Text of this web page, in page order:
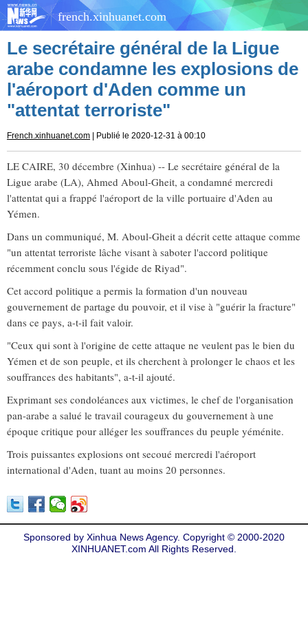
french.xinhuanet.com
Le secrétaire général de la Ligue
arabe condamne les explosions de
l'aéroport d'Aden comme un
"attentat terroriste"
French.xinhuanet.com | Publié le 2020-12-31 à 00:10
LE CAIRE, 30 décembre (Xinhua) -- Le secrétaire général de la
Ligue arabe (LA), Ahmed Aboul-Gheit, a condamné mercredi
l'attentat qui a frappé l'aéroport de la ville portuaire d'Aden au
Yémen.
Dans un communiqué, M. Aboul-Gheit a décrit cette attaque comme
"un attentat terroriste lâche visant à saboter l'accord politique
récemment conclu sous l'égide de Riyad".
Cet accord politique a permis la formation d'un nouveau
gouvernement de partage du pouvoir, et il vise à "guérir la fracture"
dans ce pays, a-t-il fait valoir.
"Ceux qui sont à l'origine de cette attaque ne veulent pas le bien du
Yémen et de son peuple, et ils cherchent à prolonger le chaos et les
souffrances des habitants", a-t-il ajouté.
Exprimant ses condoléances aux victimes, le chef de l'organisation
pan-arabe a salué le travail courageux du gouvernement à une
époque critique pour alléger les souffrances du peuple yéménite.
Trois puissantes explosions ont secoué mercredi l'aéroport
international d'Aden, tuant au moins 20 personnes.
Sponsored by Xinhua News Agency. Copyright © 2000-2020
XINHUANET.com All Rights Reserved.